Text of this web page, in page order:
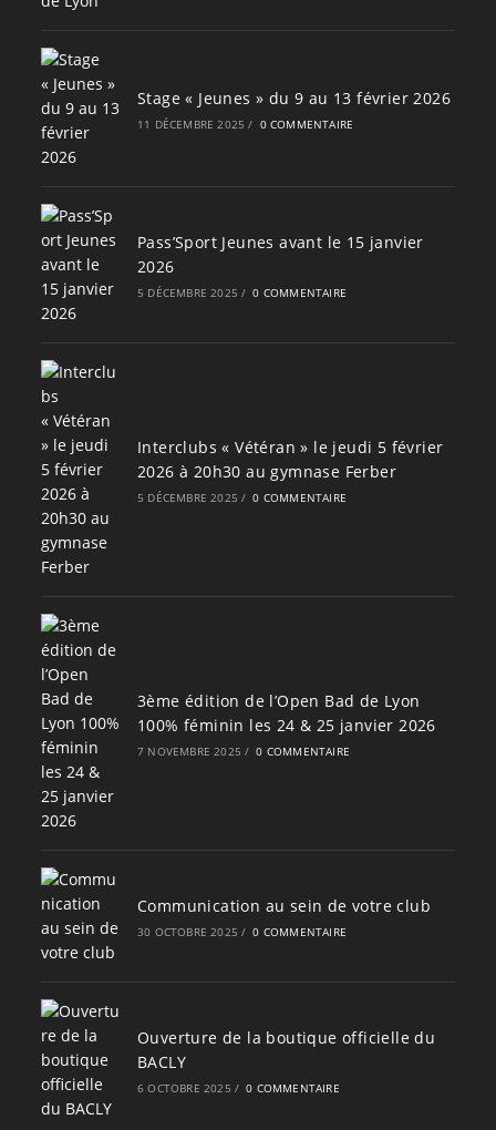
Stage « Jeunes » du 9 au 13 février 2026
11 DÉCEMBRE 2025 / 0 COMMENTAIRE
Pass’Sport Jeunes avant le 15 janvier
2026
5 DÉCEMBRE 2025 / 0 COMMENTAIRE
Interclubs « Vétéran » le jeudi 5 février
2026 à 20h30 au gymnase Ferber
5 DÉCEMBRE 2025 / 0 COMMENTAIRE
3ème édition de l’Open Bad de Lyon
100% féminin les 24 & 25 janvier 2026
7 NOVEMBRE 2025 / 0 COMMENTAIRE
Communication au sein de votre club
30 OCTOBRE 2025 / 0 COMMENTAIRE
Ouverture de la boutique officielle du
BACLY
6 OCTOBRE 2025 / 0 COMMENTAIRE